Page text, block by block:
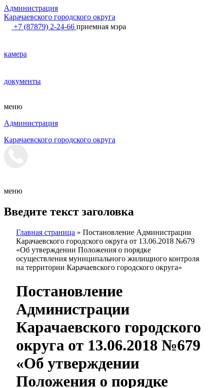
Администрация
Карачаевского городского округа
+7 (87879) 2-24-66 приемная мэра
камера
документы
меню
Администрация
Карачаевского городского округа
меню
Введите текст заголовка
Главная страница » Постановление Администрации
Карачаевского городского округа от 13.06.2018 №679
«Об утверждении Положения о порядке
осуществления муниципального жилищного контроля
на территории Карачаевского городского округа»
Постановление
Администрации
Карачаевского городского
округа от 13.06.2018 №679
«Об утверждении
Положения о порядке